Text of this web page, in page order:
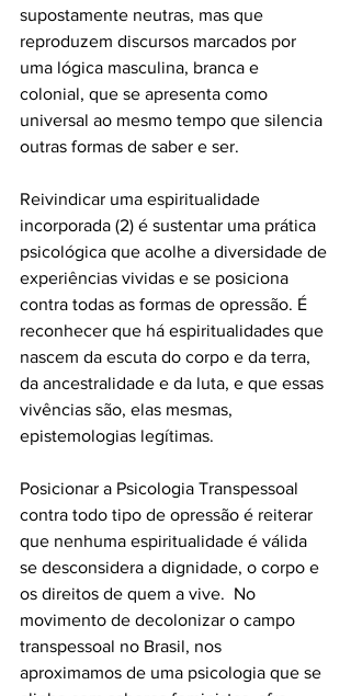
supostamente neutras, mas que
reproduzem discursos marcados por
uma lógica masculina, branca e
colonial, que se apresenta como
universal ao mesmo tempo que silencia
outras formas de saber e ser.
Reivindicar uma espiritualidade
incorporada (2) é sustentar uma prática
psicológica que acolhe a diversidade de
experiências vividas e se posiciona
contra todas as formas de opressão. É
reconhecer que há espiritualidades que
nascem da escuta do corpo e da terra,
da ancestralidade e da luta, e que essas
vivências são, elas mesmas,
epistemologias legítimas.
Posicionar a Psicologia Transpessoal
contra todo tipo de opressão é reiterar
que nenhuma espiritualidade é válida
se desconsidera a dignidade, o corpo e
os direitos de quem a vive.  No
movimento de decolonizar o campo
transpessoal no Brasil, nos
aproximamos de uma psicologia que se